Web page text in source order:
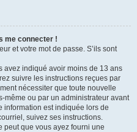
me connecter !
et votre mot de passe. S’ils sont
avez indiqué avoir moins de 13 ans
suivre les instructions reçues par
nécessiter que toute nouvelle
même ou par un administrateur avant
information est indiquée lors de
suivez ses instructions.
peut que vous ayez fourni une